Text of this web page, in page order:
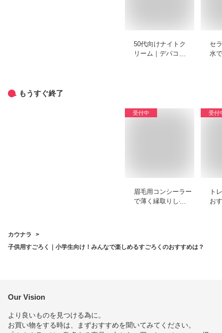
50代向けナイトク
リーム｜デパコスか
セ
水
もうすぐ終了
受付中
眉毛用コンシーラー
で薄く縁取りしやす
受付
ト
お
カウナラ
子供用すごろく｜小学生向け！みんなで楽しめるすごろくのおすすめは？
Our Vision
より良いものを見つける為に。
お買い物をする時は、まずおすすめを聞いてみてください。